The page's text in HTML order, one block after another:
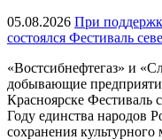
05.08.2026 При
состоялся Фестиваль
«Востсибнефтегаз» и
добывающие
Красноярске Фестиваль
Году единства народов
сохранения